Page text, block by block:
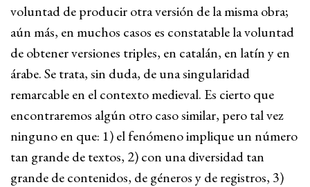
voluntad de producir otra versión de la misma obra;
aún más, en muchos casos es constatable la voluntad
de obtener versiones triples, en catalán, en latín y en
árabe. Se trata, sin duda, de una singularidad
remarcable en el contexto medieval. Es cierto que
encontraremos algún otro caso similar, pero tal vez
ninguno en que: 1) el fenómeno implique un número
tan grande de textos, 2) con una diversidad tan
grande de contenidos, de géneros y de registros, 3)